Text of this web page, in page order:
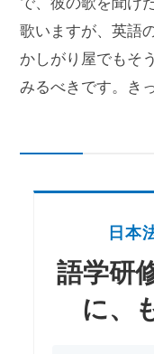
歌いますが、英語
かしがり屋でもそ
みるべきです。き
日本
語学研
に、